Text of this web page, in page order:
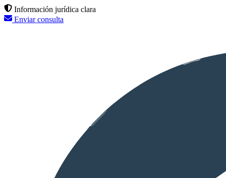
Información jurídica clara
Enviar consulta